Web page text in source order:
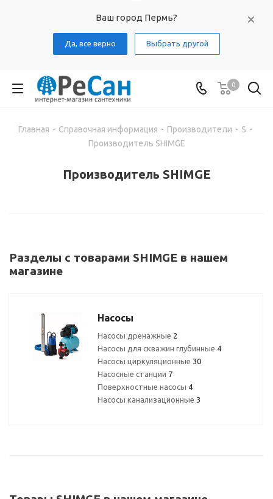
Ваш город Пермь?
Да, все верно Выбрать другой
0
Главная - Справочная информация - Производители - S -
Производитель SHIMGE
Производитель SHIMGE
Разделы с товарами SHIMGE в нашем
магазине
Насосы
Насосы дренажные 2
Насосы для скважин глубинные 4
Насосы циркуляционные 30
Насосные станции 7
Поверхностные насосы 4
Насосы канализационные 3